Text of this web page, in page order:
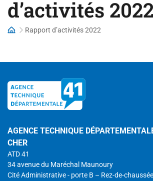
d’activités 2022
Rapport d’activités 2022
AGENCE TECHNIQUE
CHER
ATD 41
34 avenue du Maréchal Maunoury
Cité Administrative - porte B – Rez-de-chaussée